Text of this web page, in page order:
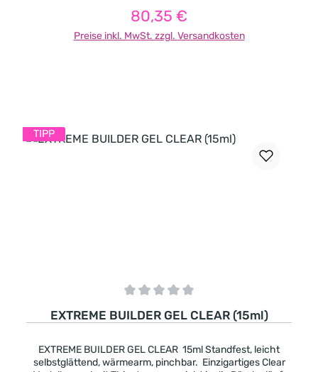
Aushärtung: UV: 2-3 Minuten LED: 1-2 Minuten
Regulärer Preis:
80,35 €
Preise inkl. MwSt. zzgl. Versandkosten
TIPP
Durchschnittliche Bewertung von 0 von 5 Sternen
EXTREME BUILDER GEL CLEAR (15ml)
EXTREME BUILDER GEL CLEAR 15ml Standfest, leicht
selbstglättend, wärmearm, pinchbar. Einzigartiges Clear